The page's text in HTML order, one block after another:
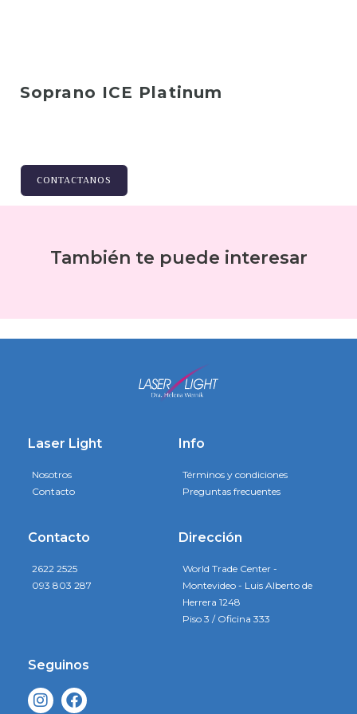
Soprano ICE Platinum
CONTACTANOS
También te puede interesar
Laser Light
Nosotros
Contacto
Info
Términos y condiciones
Preguntas frecuentes
Contacto
2622 2525
093 803 287
Dirección
World Trade Center -
Montevideo - Luis Alberto de
Herrera 1248
Piso 3 / Oficina 333
Seguinos